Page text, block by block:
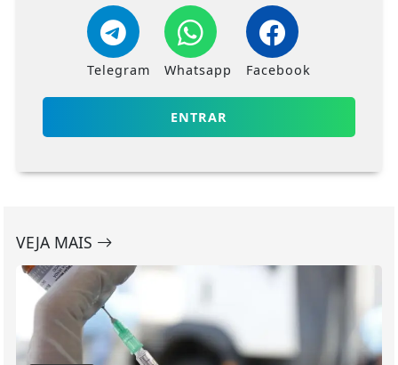
Telegram Whatsapp Facebook
ENTRAR
VEJA MAIS